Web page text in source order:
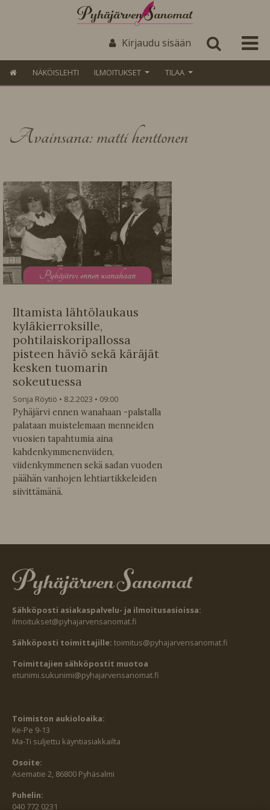
Kirjaudu sisään
NÄKÖISLEHTI ILMOITUKSET TILAA
Avainsana: matti henttonen
Pyhäjärvi ennen wanahaan
Iltamista lähtölaukaus
kyläkierroksille,
pohtilaiskoripallossa
pisteen häviö sekä käräjät
kesken tuomarin
sokeutuessa
Sonja Röytiö 8.2.2023
09:00
Pyhäjärvi ennen wanahaan -palstalla
palataan muistelemaan menneiden
vuosien tapahtumia aina
kahdenkymmenenviiden,
viidenkymmenen sekä sadan vuoden
päähän vanhojen lehtiartikkeleiden
siivittämänä.
Sähköposti asiakaspalvelu- ja ilmoitusasioissa:
ilmoitukset@pyhajarvensanomat.fi
Sähköposti toimittajille: toimitus@pyhajarvensanomat.fi
Toimittajien sähköpostit muotoa
etunimi.sukunimi@pyhajarvensanomat.fi
Toimiston aukioloaika:
Ke-Pe 9-13
Ma-Ti suljettu käyntiasiakkailta
Osoite:
Asematie 2, 86800 Pyhäsalmi
Puhelin:
040 772 0231